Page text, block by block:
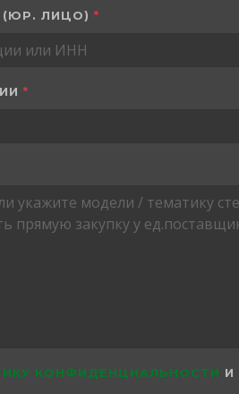
(ЮР. ЛИЦО) *
*
КОНФИДЕНЦИАЛЬНОСТИ И